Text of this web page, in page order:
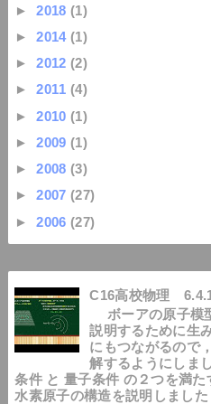
►2018 (1)
►2014 (1)
►2012 (2)
►2011 (4)
►2010 (1)
►2009 (1)
►2008 (3)
►2007 (27)
►2006 (27)
C16高校物理
ボーアの原子模
説明するために生
にもつながるので
解するようにしま
条件 と 量子条件 の２つを満
水素原子の構造を説明しまし